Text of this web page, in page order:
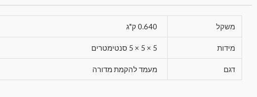
משקל 0.640 ק"ג
מידות 5 × 5 × 5 סנטימטרים
דגם מעמד להקמת מדורה